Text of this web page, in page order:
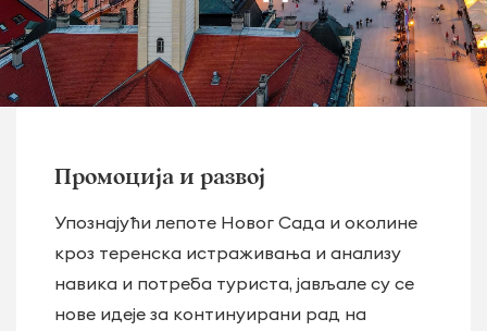
Промоција и развој
Упознајући лепоте Новог Сада и околине
кроз теренскa истраживањa и анализу
навика и потреба туриста, јављале су се
нове идеје за континуирани рад на